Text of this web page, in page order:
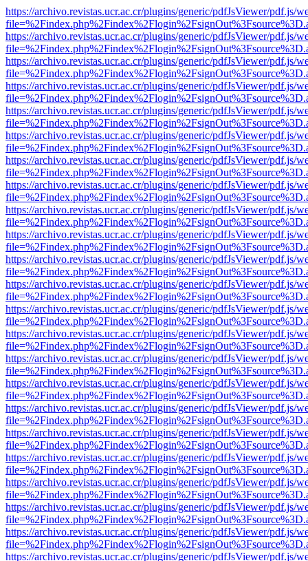
https://archivo.revistas.ucr.ac.cr/plugins/generic/pdfJsViewer/pdf.js/
https://archivo.revistas.ucr.ac.cr/plugins/generic/pdfJsViewer/pdf.js/
https://archivo.revistas.ucr.ac.cr/plugins/generic/pdfJsViewer/pdf.js/
https://archivo.revistas.ucr.ac.cr/plugins/generic/pdfJsViewer/pdf.js/
https://archivo.revistas.ucr.ac.cr/plugins/generic/pdfJsViewer/pdf.js/
https://archivo.revistas.ucr.ac.cr/plugins/generic/pdfJsViewer/pdf.js/
https://archivo.revistas.ucr.ac.cr/plugins/generic/pdfJsViewer/pdf.js/
https://archivo.revistas.ucr.ac.cr/plugins/generic/pdfJsViewer/pdf.js/
https://archivo.revistas.ucr.ac.cr/plugins/generic/pdfJsViewer/pdf.js/
https://archivo.revistas.ucr.ac.cr/plugins/generic/pdfJsViewer/pdf.js/
https://archivo.revistas.ucr.ac.cr/plugins/generic/pdfJsViewer/pdf.js/
https://archivo.revistas.ucr.ac.cr/plugins/generic/pdfJsViewer/pdf.js/
https://archivo.revistas.ucr.ac.cr/plugins/generic/pdfJsViewer/pdf.js/
https://archivo.revistas.ucr.ac.cr/plugins/generic/pdfJsViewer/pdf.js/
https://archivo.revistas.ucr.ac.cr/plugins/generic/pdfJsViewer/pdf.js/
https://archivo.revistas.ucr.ac.cr/plugins/generic/pdfJsViewer/pdf.js/
https://archivo.revistas.ucr.ac.cr/plugins/generic/pdfJsViewer/pdf.js/
https://archivo.revistas.ucr.ac.cr/plugins/generic/pdfJsViewer/pdf.js/
https://archivo.revistas.ucr.ac.cr/plugins/generic/pdfJsViewer/pdf.js/
https://archivo.revistas.ucr.ac.cr/plugins/generic/pdfJsViewer/pdf.js/
https://archivo.revistas.ucr.ac.cr/plugins/generic/pdfJsViewer/pdf.js/
https://archivo.revistas.ucr.ac.cr/plugins/generic/pdfJsViewer/pdf.js/
https://archivo.revistas.ucr.ac.cr/plugins/generic/pdfJsViewer/pdf.js/